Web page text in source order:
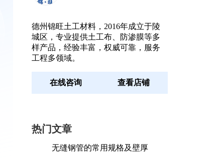
德州锦旺土工材料，2016年成立于陵
城区，专业提供土工布、防渗膜等多
样产品，经验丰富，权威可靠，服务
工程多领域。
在线咨询 查看店铺
热门文章
无缝钢管的常用规格及壁厚